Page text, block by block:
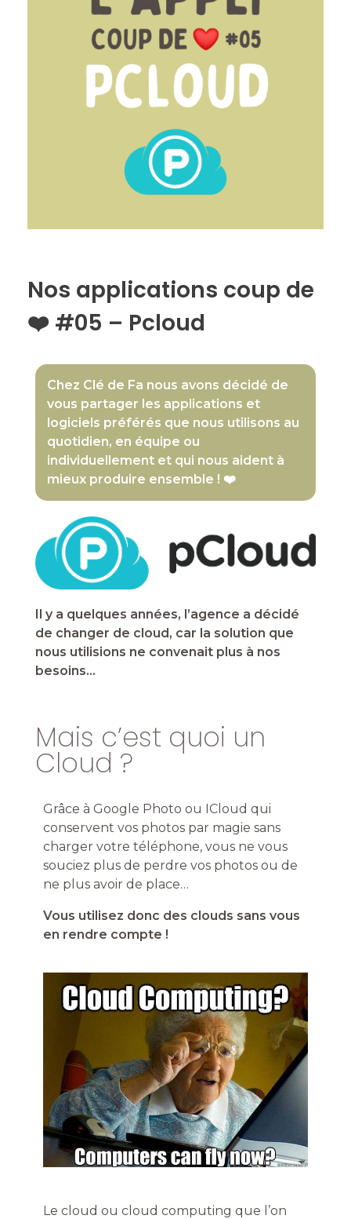
k
Nos applications coup de
❤️ #05 – Pcloud
Chez Clé de Fa nous avons décidé de
vous partager les applications et
logiciels préférés que nous utilisons au
quotidien, en équipe ou
individuellement et qui nous aident à
mieux produire ensemble ! ❤️
Il y a quelques années, l’agence a décidé
de changer de cloud, car la solution que
nous utilisions ne convenait plus à nos
besoins…
Mais c’est quoi un
Cloud ?
Grâce à Google Photo ou ICloud qui
conservent vos photos par magie sans
charger votre téléphone, vous ne vous
souciez plus de perdre vos photos ou de
ne plus avoir de place…
Vous utilisez donc des clouds sans vous
en rendre compte !
Le cloud ou cloud computing que l’on